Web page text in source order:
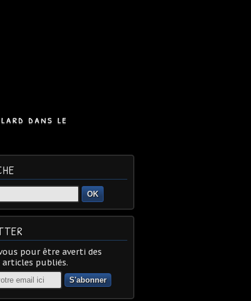
dans le
OK
pour être averti des
articles publiés.